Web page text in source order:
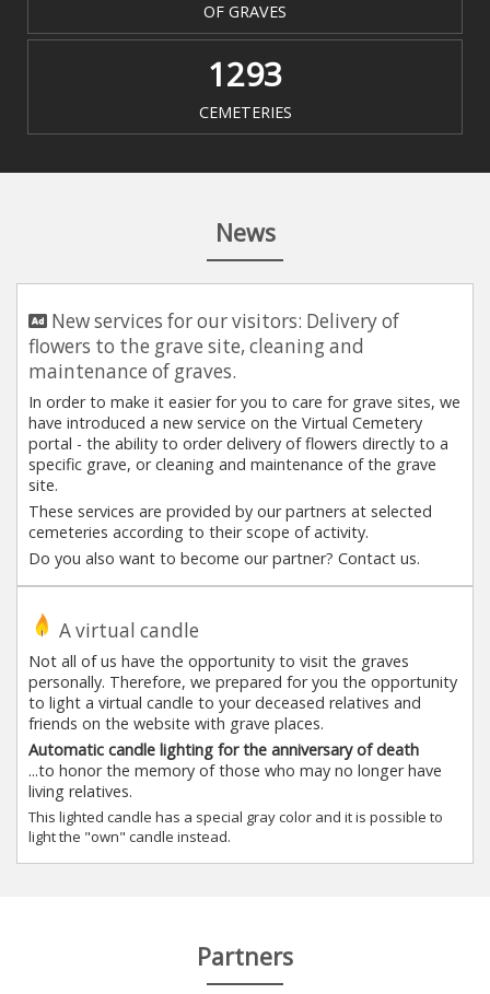
OF GRAVES
1293
CEMETERIES
News
New services for our visitors: Delivery of
flowers to the grave site, cleaning and
maintenance of graves.
In order to make it easier for you to care for grave sites, we
have introduced a new service on the Virtual Cemetery
portal - the ability to order delivery of flowers directly to a
specific grave, or cleaning and maintenance of the grave
site.
These services are provided by our partners at selected
cemeteries according to their scope of activity.
Do you also want to become our partner? Contact us.
A virtual candle
Not all of us have the opportunity to visit the graves
personally. Therefore, we prepared for you the opportunity
to light a virtual candle to your deceased relatives and
friends on the website with grave places.
Automatic candle lighting for the anniversary of death
...to honor the memory of those who may no longer have
living relatives.
This lighted candle has a special gray color and it is possible to
light the "own" candle instead.
Partners